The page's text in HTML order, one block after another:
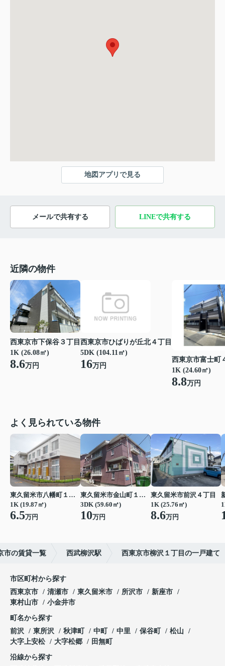
地図アプリで見る
メールで共有する LINEで共有する
近隣の物件
西東京市下保谷３丁目
1K (26.08㎡)
8.6万円
西東京市ひばりが丘北４丁目
5DK (104.11㎡)
16万円
西東京市富士町
1K (24.60㎡)
8.8万円
よく見られている物件
東久留米市八幡町１丁目
1K (19.87㎡)
6.5万円
東久留米市金山町１丁目
3DK (59.60㎡)
10万円
東久留米市前沢４丁目
1K (25.76㎡)
8.6万円
市の賃貸一覧 西武柳沢駅 西東京市柳沢１丁目の一戸建て
市区町村から探す
西東京市
清瀬市 東久留米市 所沢市
新座市
東村山市
小金井市
町名から探す
前沢
東所沢 秋津町 中町 中里 保谷町
松山
大字上安松
大字松郷 田無町
沿線から探す